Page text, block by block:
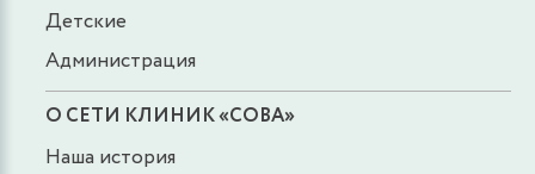
Детские
Администрация
О СЕТИ КЛИНИК «СОВА»
Наша история